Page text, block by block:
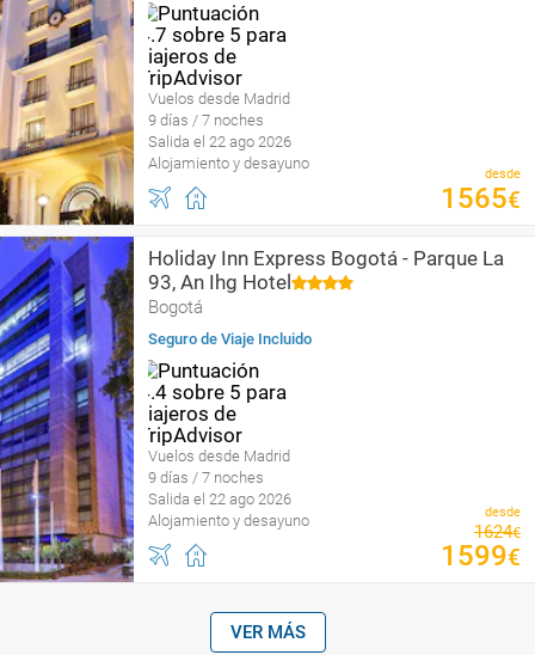
Vuelos desde Madrid
9 días / 7 noches
Salida el 22 ago 2026
Alojamiento y desayuno
desde
1565€
Holiday Inn Express Bogotá - Parque La
93, An Ihg Hotel
Bogotá
Seguro de Viaje Incluido
Vuelos desde Madrid
9 días / 7 noches
Salida el 22 ago 2026
Alojamiento y desayuno
desde
1624€
1599€
VER MÁS